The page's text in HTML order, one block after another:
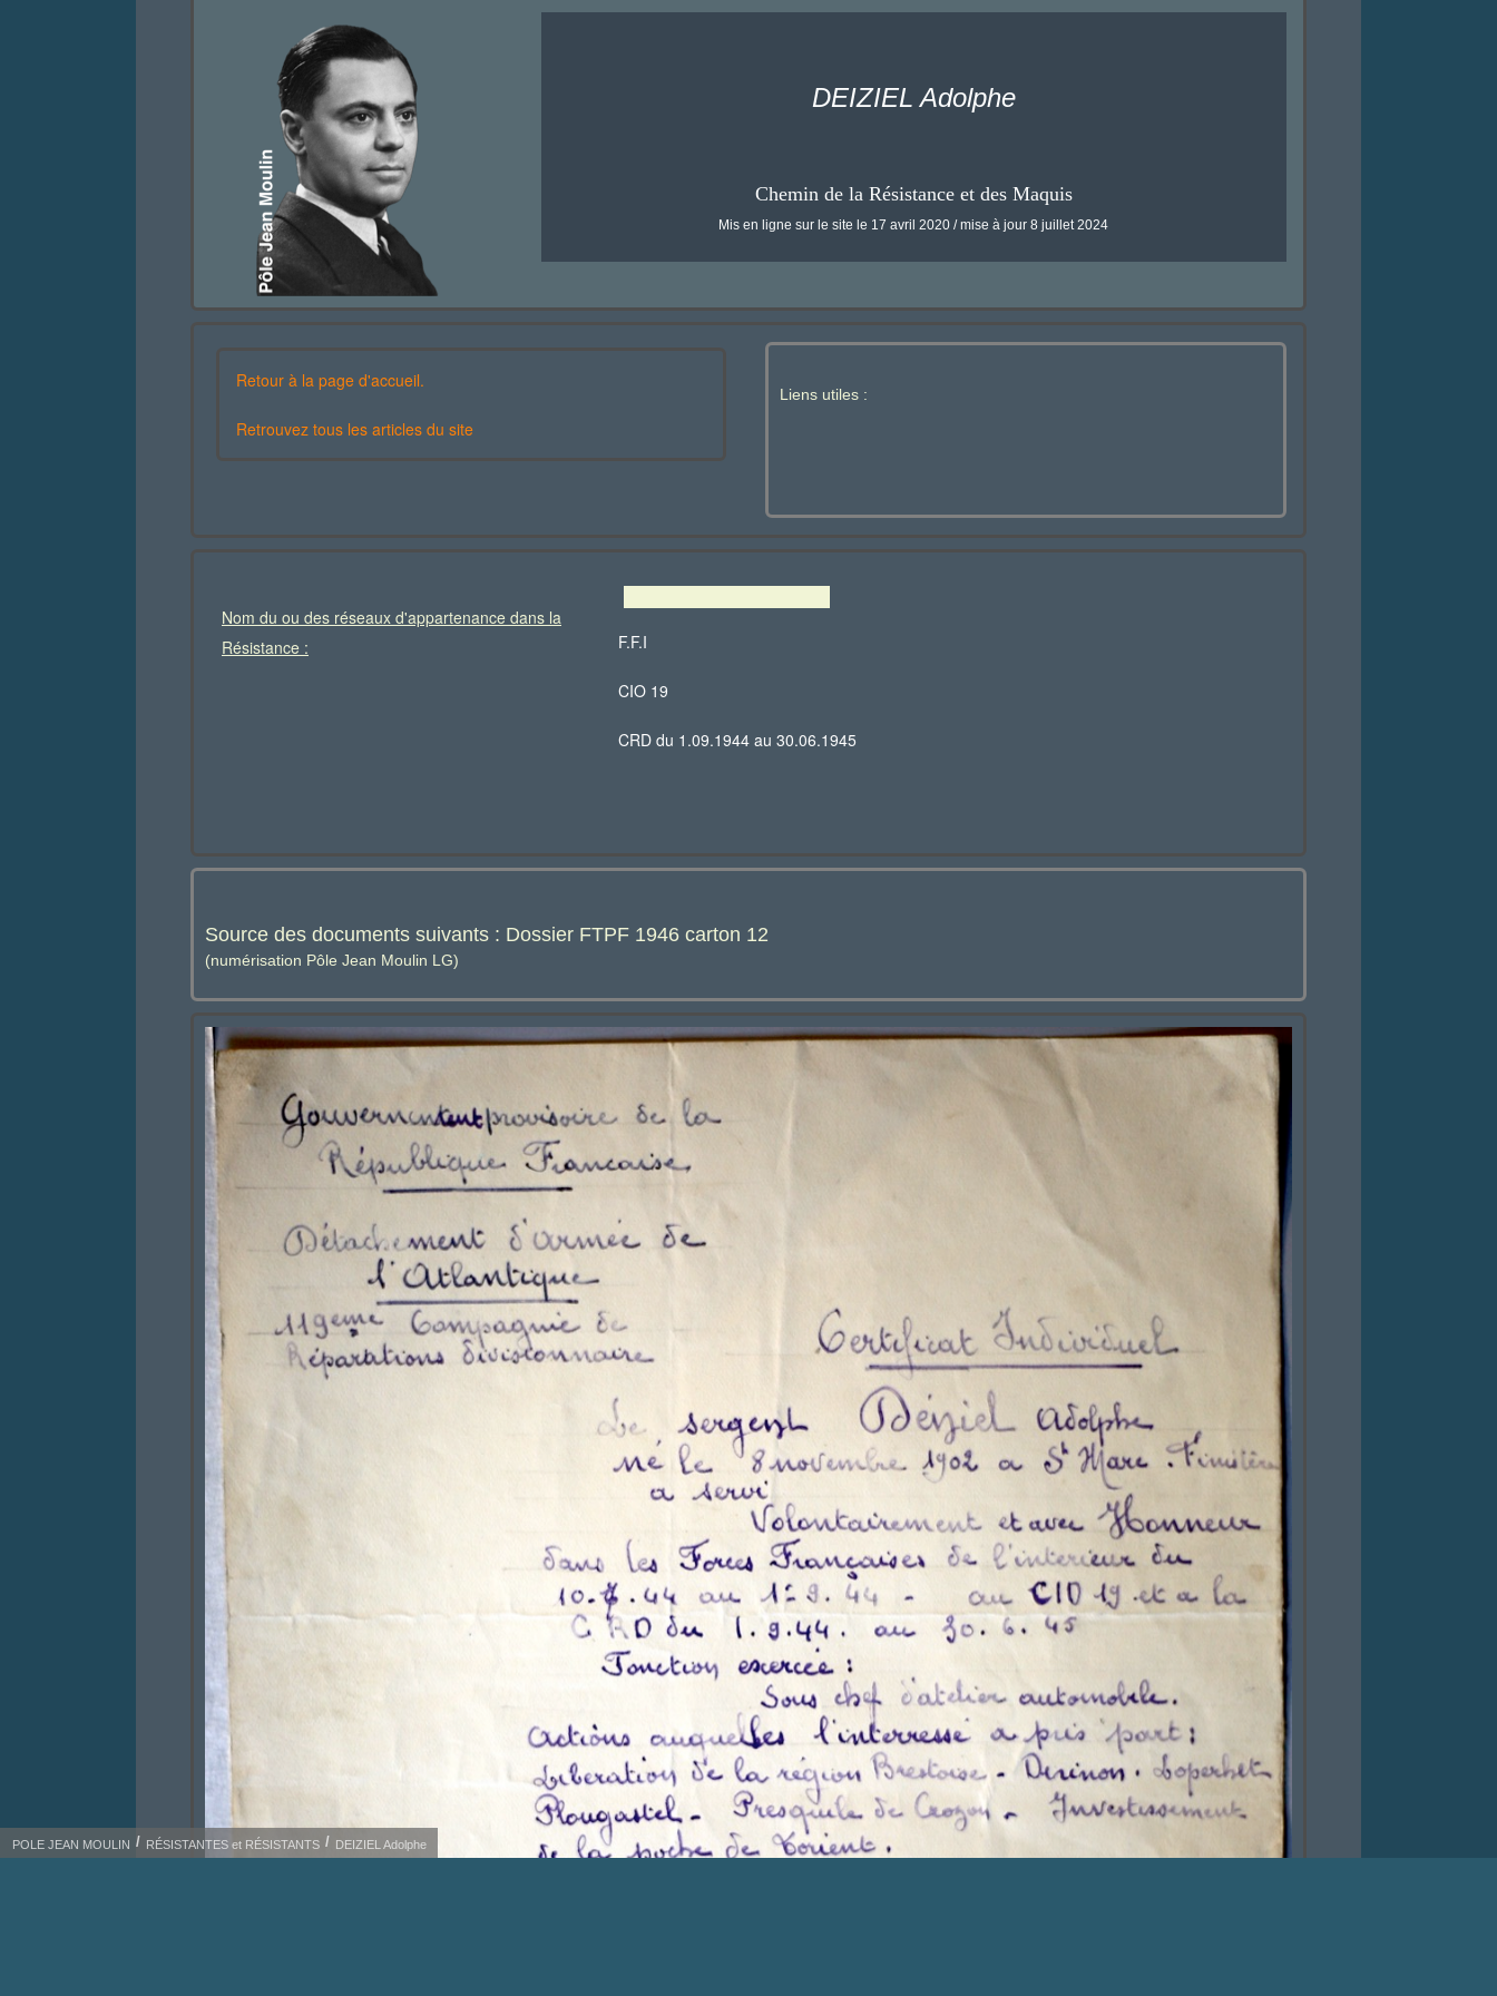
DEIZIEL Adolphe
Chemin de la Résistance et des Maquis
Mis en ligne sur le site le 17 avril 2020 / mise à jour 8 juillet 2024
Retour à la page d'accueil.
Retrouvez tous les articles du site
Liens utiles :
Nom du ou des réseaux d'appartenance dans la
Résistance :
F.F.I
CIO 19
CRD du 1.09.1944 au 30.06.1945
Source des documents suivants : Dossier FTPF 1946 carton 12
(numérisation Pôle Jean Moulin LG)
POLE JEAN MOULIN RÉSISTANTES et RÉSISTANTS DEIZIEL Adolphe